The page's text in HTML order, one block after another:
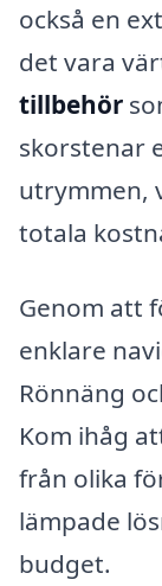
också en
det vara
tillbehör
skorstenar
utrymmen,
totala
Genom att
enklare
Rönnäng
Kom ihåg
från olika
lämpade
budget.